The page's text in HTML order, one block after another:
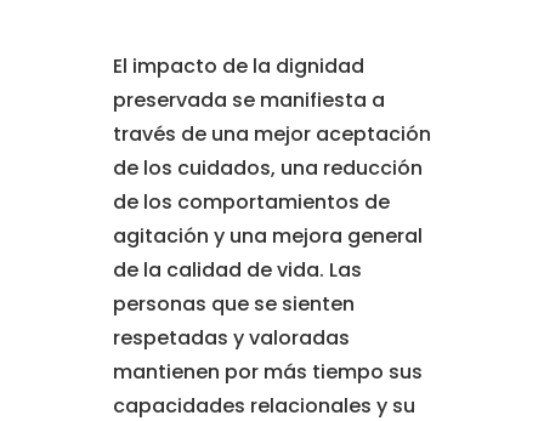
El impacto de la dignidad
preservada se manifiesta a
través de una mejor aceptación
de los cuidados, una reducción
de los comportamientos de
agitación y una mejora general
de la calidad de vida. Las
personas que se sienten
respetadas y valoradas
mantienen por más tiempo sus
capacidades relacionales y su